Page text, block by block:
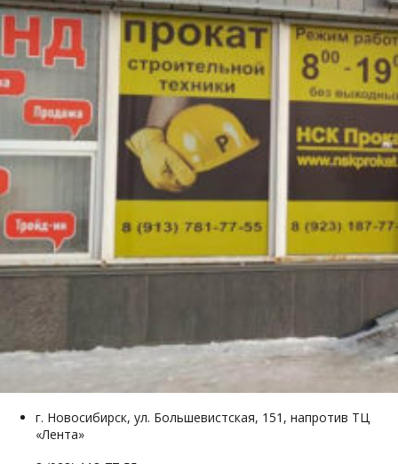
г. Новосибирск, ул. Большевистская, 151, напротив ТЦ
«Лента»